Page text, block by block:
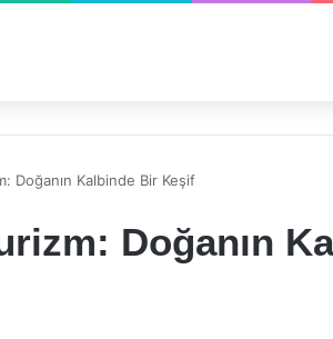
Doğanın Kalbinde Bir Keşif
Doğanın